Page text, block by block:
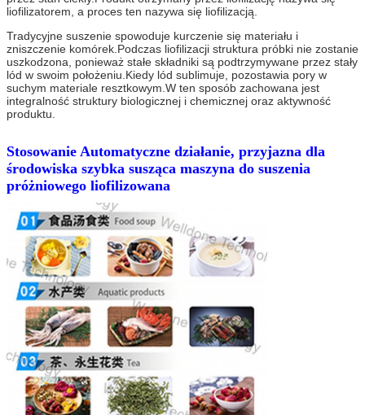
liofilizatorem, a proces ten nazywa się liofilizacją.
Tradycyjne suszenie spowoduje kurczenie się materiału i
zniszczenie komórek.Podczas liofilizacji struktura próbki nie zostanie
uszkodzona, ponieważ stałe składniki są podtrzymywane przez stały
lód w swoim położeniu.Kiedy lód sublimuje, pozostawia pory w
suchym materiale resztkowym.W ten sposób zachowana jest
integralność struktury biologicznej i chemicznej oraz aktywność
produktu.
Stosowanie Automatyczne działanie, przyjazna dla
środowiska szybka susząca maszyna do suszenia
próżniowego liofilizowana